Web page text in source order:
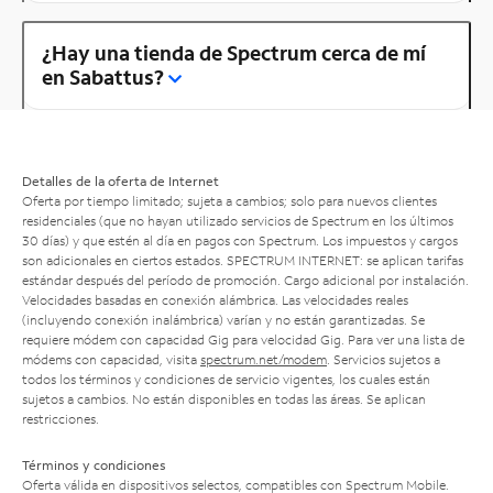
¿Hay una tienda de Spectrum cerca de mí
en Sabattus?
Detalles de la oferta de Internet
Oferta por tiempo limitado; sujeta a cambios; solo para nuevos clientes
residenciales (que no hayan utilizado servicios de Spectrum en los últimos
30 días) y que estén al día en pagos con Spectrum. Los impuestos y cargos
son adicionales en ciertos estados. SPECTRUM INTERNET: se aplican tarifas
estándar después del período de promoción. Cargo adicional por instalación.
Velocidades basadas en conexión alámbrica. Las velocidades reales
(incluyendo conexión inalámbrica) varían y no están garantizadas. Se
requiere módem con capacidad Gig para velocidad Gig. Para ver una lista de
módems con capacidad, visita spectrum.net/modem . Servicios sujetos a
todos los términos y condiciones de servicio vigentes, los cuales están
sujetos a cambios. No están disponibles en todas las áreas. Se aplican
restricciones.
Términos y condiciones
Oferta válida en dispositivos selectos, compatibles con Spectrum Mobile.